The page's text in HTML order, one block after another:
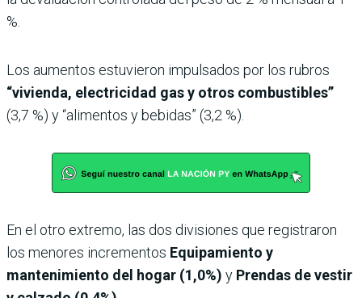
%.
Los aumentos estuvieron impulsados por los rubros
“vivienda, electricidad gas y otros combustibles”
(3,7 %) y “alimentos y bebidas” (3,2 %).
En el otro extremo, las dos divisiones que registraron
los menores incrementos Equipamiento y
mantenimiento del hogar (1,0%) y Prendas de vestir